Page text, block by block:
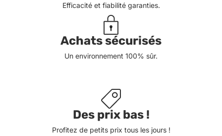
Efficacité et fiabilité garanties.
Achats sécurisés
Un environnement 100% sûr.
Des prix bas !
Profitez de petits prix tous les jours !